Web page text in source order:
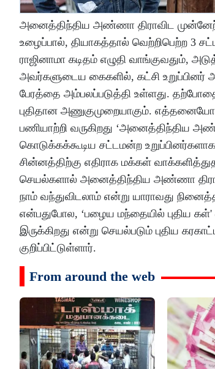
அனைத்திந்திய அண்ணா திராவிட
உழைப்பால், தியாகத்தால் வெற்றிபெற்ற 3
ராஜினாமா கடிதம் எழுதி வாங்குவதும்,
அவர்களுடைய கைகளில், கட்சி உறுப்பினர்
பேரத்தை அம்பலப்படுத்தி உள்ளது.
புதிதான அணுகுமுறையாகும்.
பணியாற்றி வருகிறது ‘அனைத்திந்திய
கொடுக்கக்கூடிய சட்டமன்ற
சின்னத்திற்கு எதிராக மக்கள்
செயல்களால் அனைத்திந்திய அண்ணா
நாம் வந்துவிடலாம் என்று யாராவது
என்பதுபோல, ‘பழைய மந்தையில் புதிய
இருக்கிறது என்று செயல்படும் புதிய
குறிப்பிட்டுள்ளார்.
From around the web